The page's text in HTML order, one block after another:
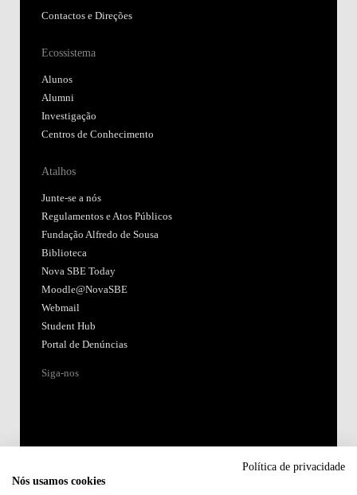
Contactos e Direções
Ecossistema
Alunos
Alumni
Investigação
Centros de Conhecimento
Atalhos
Junte-se a nós
Regulamentos e Atos Públicos
Fundação Alfredo de Sousa
Biblioteca
Nova SBE Today
Moodle@NovaSBE
Webmail
Student Hub
Portal de Denúncias
Siga-nos
Política de privacidade
Nós usamos cookies